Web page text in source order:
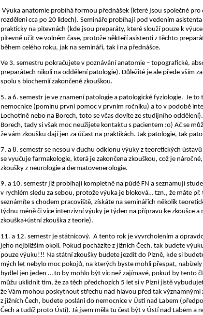
Výuka anatomie probíhá formou přednášek (které jsou společné
rozděleni cca po 20 lidech). Semináře probíhají pod vedením
prakticky na pitevnách (kde jsou preparáty, které slouží pouze k
pitevně učit ve volném čase, protože někteří asistenti z těchto
během celého roku, jak na semináři, tak i na přednášce.
Ve 3. semestru pokračujete v poznávání anatomie – topografické,
preparátech nikoli na oddělení patologie). Důležité je ale přede vším
spolu s biochemií zakončené zkouškou.
5. a 6. semestr je ve znamení patologie a patologické fyziologie. Je to
nemocnice (pominu první pomoc v prvním ročníku) a to v podobě
Lochotíně nebo na Borech, toto se včas dovíte ze studijního oddělení).
Borech, tady si však moc neužijete kontaktu s pacientem :o) Ač se
že vám zkoušku dají jen za účast na praktikách. Jak patologie, tak
7. a 8. semestr se nesou v duchu odklonu výuky z teoretických
se vyučuje farmakologie, která je zakončena zkouškou, což je
zkoušky z neurologie a dermatovenerologie.
9. a 10. semestr již probíhají kompletně na půdě FN a seznamují
v rychlém sledu za sebou, protože výuka je bloková… tzn., že máte
seznámíte s chodem pracoviště, získáte na seminářích několik
týdnu méně či více intenzivní výuky je týden na přípravu ke zkoušce
zkouška+ústní zkouška z teorie).
11. a 12. semestr je státnicový. A tento rok je vyvrcholením a
jeho nejbližším okolí. Pokud pocházíte z jižních Čech, tak budete
pouze výuku!!! Na státní zkoušky budete jezdit do Plzně, kde si
mých let nebylo moc pokojů, na kterých byste mohli přespat,
bydlel jen jeden … to by mohlo být víc než zajímavé, pokud by tento
můžu uklidnit tím, že za těch předchozích 5 let si v Plzni jistě
že Vám mohou poskytnout střechu nad hlavou před tak významnými
z jižních Čech, budete posláni do nemocnice v Ústí nad Labem
Čech a tudíž proto Ústí). Já jsem měla tu čest být v Ústí nad Labem a